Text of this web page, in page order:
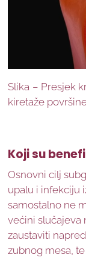
Slika – Presjek
kiretaže
Koji su
Osnovni cilj
upalu i infekciju
samostalno ne
većini slučajeva
zaustaviti
zubnog mesa,